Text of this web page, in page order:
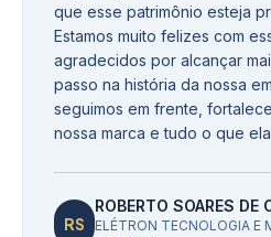
que esse patrimônio esteja
Estamos muito felizes com
agradecidos por alcançar
passo na história da nossa
seguimos em frente,
nossa marca e tudo o que
RS
ROBERTO SOARES DE
ELÉTRON TECNOLOGIA E